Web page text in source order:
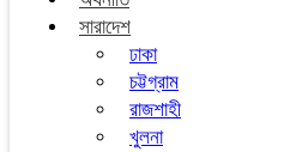
সারাদেশ
ঢাকা
চট্টগ্রাম
রাজশাহী
খুলনা